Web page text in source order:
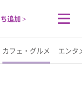
追加 >
カフェ・グルメ エンタ